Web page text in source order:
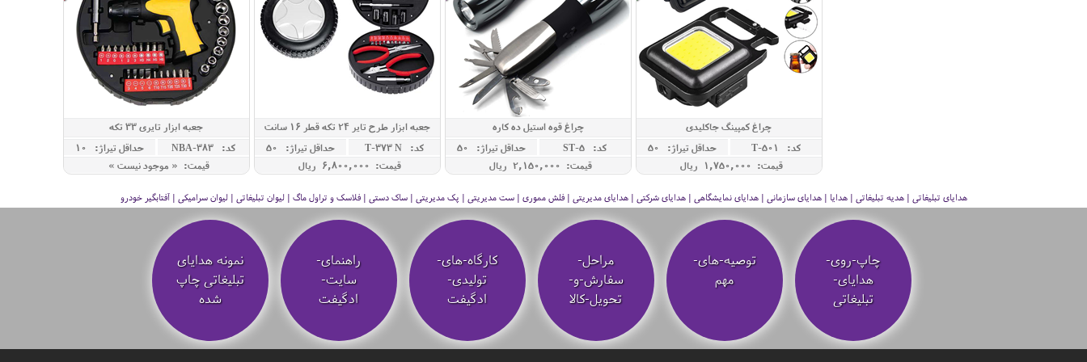
چراغ کمپینگ جاکلیدی
کد: T-501
حداقل تيراژ: 50
قیمت: 1,750,000 ريال
چراغ قوه استیل ده کاره
کد: ST-5
حداقل تيراژ: 50
قیمت: 2,150,000 ريال
جعبه ابزار طرح تایر 24 تکه قطر 16 سانت
کد: T-373 N
حداقل تيراژ: 50
قیمت: 6,800,000 ريال
جعبه ابزار تایری 33 تکه
کد: NBA-383
حداقل تيراژ: 10
قیمت: « موجود نیست »
هدایای تبلیغاتی | هدیه تبلیغاتی | هدایا | هدایای سازمانی | هدایای نمایشگاهی | هدایای شرکتی | هدایای مدیریتی | فلش مموری | ست مدیریتی | پک مدیریتی | ساک دستی | فلاسک و تراول ماگ | لیوان تبلیغاتی | لیوان سرامیکی | آفتابگیر خودرو
چاپ-روی-
هدایای-
تبلیغاتی
توصیه‌-های-
مهم
مراحل-
سفارش-و-
تحویل-کالا
کارگاه-های-
تولیدی-
ادگیفت
راهنمای-
سایت-
ادگیفت
نمونه هدایای
تبلیغاتی چاپ
شده